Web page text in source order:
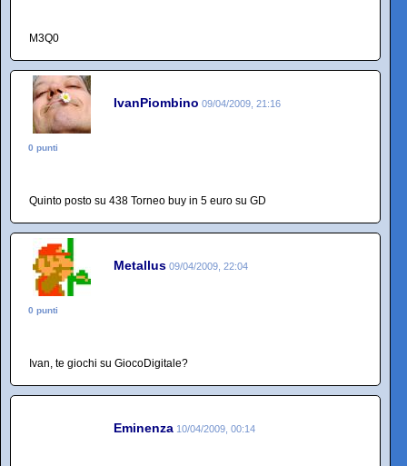
M3Q0
IvanPiombino 09/04/2009, 21:16
0 punti
Quinto posto su 438 Torneo buy in 5 euro su GD
Metallus 09/04/2009, 22:04
0 punti
Ivan, te giochi su GiocoDigitale?
Eminenza 10/04/2009, 00:14